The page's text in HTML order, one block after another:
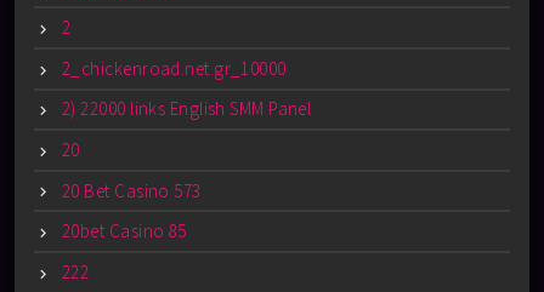
2
2_chickenroad.net.gr_10000
2) 22000 links English SMM Panel
20
20 Bet Casino 573
20bet Casino 85
222